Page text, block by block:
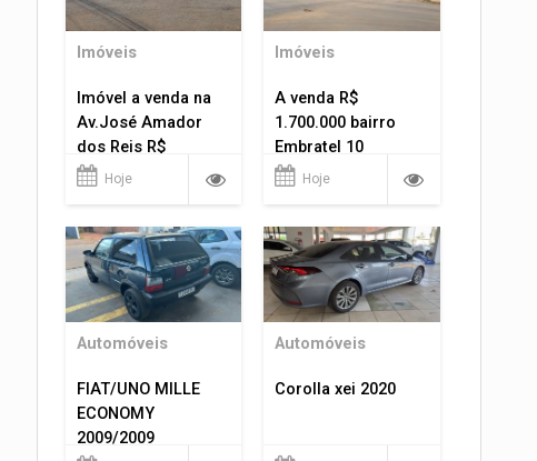
Imóveis
Imóvel a venda na
Av.José Amador
dos Reis R$
1.400.000
Hoje
Imóveis
A venda R$
1.700.000 bairro
Embratel 10
apartamentos!
Hoje
Automóveis
FIAT/UNO MILLE
ECONOMY
2009/2009
Automóveis
Corolla xei 2020